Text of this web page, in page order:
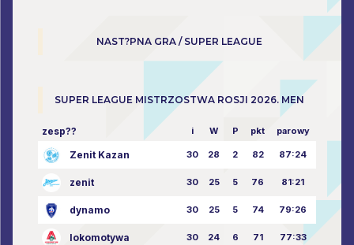
NAST?PNA GRA / SUPER LEAGUE
SUPER LEAGUE MISTRZOSTWA ROSJI 2026. MEN
zesp?? i W P pkt parowy
Zenit Kazan 30 28 2 82 87:24
zenit 30 25 5 76 81:21
dynamo 30 25 5 74 79:26
lokomotywa 30 24 6 71 77:33